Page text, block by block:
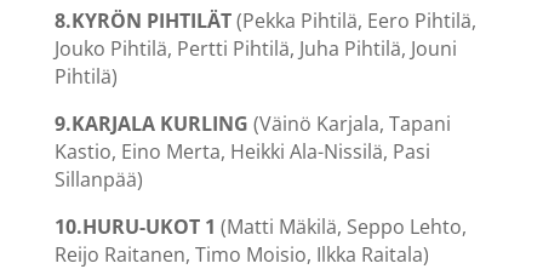
8.KYRÖN PIHTILÄT(Pekka Pihtilä, Eero Pihtilä,
Jouko Pihtilä, Pertti Pihtilä, Juha Pihtilä, Jouni
Pihtilä)
9.KARJALA KURLING (Väinö Karjala, Tapani
Kastio, Eino Merta, Heikki Ala-Nissilä, Pasi
Sillanpää)
10.HURU-UKOT 1 (Matti Mäkilä, Seppo Lehto,
Reijo Raitanen, Timo Moisio, Ilkka Raitala)